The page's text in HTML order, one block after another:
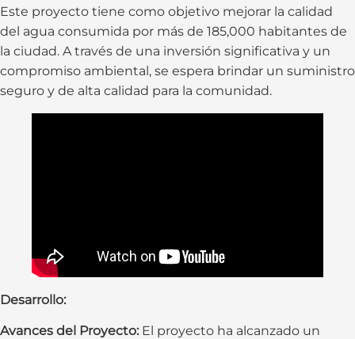
Este proyecto tiene como objetivo mejorar la calidad
del agua consumida por más de 185,000 habitantes de
la ciudad. A través de una inversión significativa y un
compromiso ambiental, se espera brindar un suministro
seguro y de alta calidad para la comunidad.
Desarrollo:
Avances del Proyecto: El proyecto ha alcanzado un